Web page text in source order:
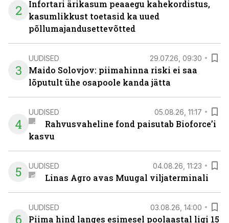
2
Infortari ärikasum peaaegu kahekordistus,
kasumlikkust toetasid ka uued
põllumajandusettevõtted
3
UUDISED 29.07.26, 09:30
Maido Solovjov: piimahinna riski ei saa
lõputult ühe osapoole kanda jätta
4
UUDISED 05.08.26, 11:17
Rahvusvaheline fond paisutab Bioforce’i
kasvu
5 UUDISED 04.08.26, 11:23
Linas Agro avas Muugal viljaterminali
6
UUDISED 03.08.26, 14:00
Piima hind langes esimesel poolaastal ligi 15